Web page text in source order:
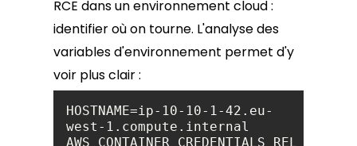
RCE dans un environnement cloud :
identifier où on tourne. L'analyse des
variables d'environnement permet d'y
voir plus clair :
HOSTNAME=ip-10-10-1-42.eu-